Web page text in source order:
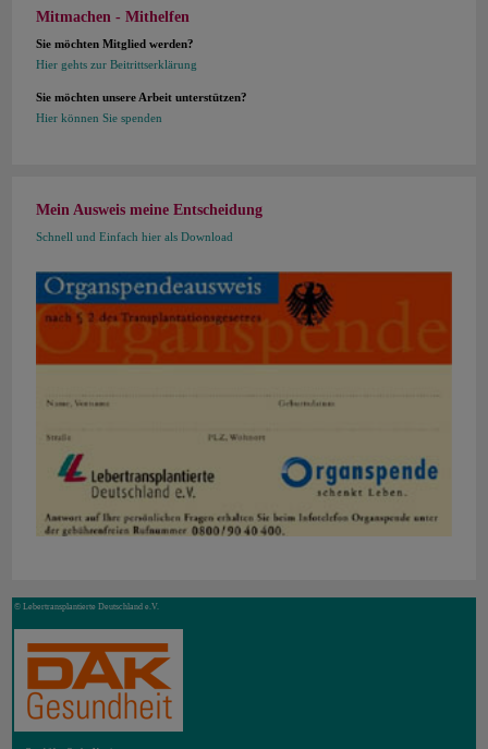
Mitmachen - Mithelfen
Sie möchten Mitglied werden?
Hier gehts zur Beitrittserklärung
Sie möchten unsere Arbeit unterstützen?
Hier können Sie spenden
Mein Ausweis meine Entscheidung
Schnell und Einfach hier als Download
© Lebertransplantierte Deutschland e.V.